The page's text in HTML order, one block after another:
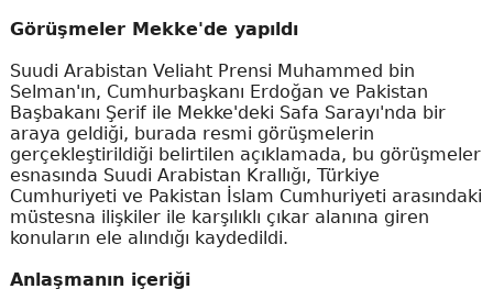
Görüşmeler Mekke'de yapıldı
Suudi Arabistan Veliaht Prensi Muhammed bin
Selman'ın, Cumhurbaşkanı Erdoğan ve Pakistan
Başbakanı Şerif ile Mekke'deki Safa Sarayı'nda bir
araya geldiği, burada resmi görüşmelerin
gerçekleştirildiği belirtilen açıklamada, bu görüşmeler
esnasında Suudi Arabistan Krallığı, Türkiye
Cumhuriyeti ve Pakistan İslam Cumhuriyeti arasındaki
müstesna ilişkiler ile karşılıklı çıkar alanına giren
konuların ele alındığı kaydedildi.
Anlaşmanın içeriği